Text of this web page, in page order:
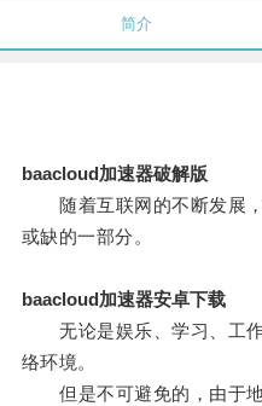
简介
baacloud加速器破解版
随着互联网的不断发展，
或缺的一部分。
baacloud加速器安卓下载
无论是娱乐、学习、工作
络环境。
但是不可避免的，由于地